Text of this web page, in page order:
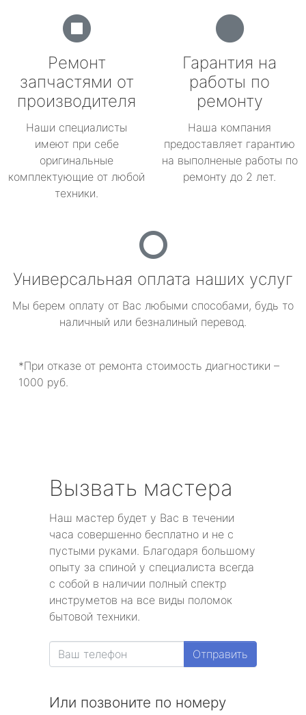
Ремонт
запчастями от
производителя
Наши специалисты
имеют при себе
оригинальные
комплектующие от любой
техники.
Гарантия на
работы по
ремонту
Наша компания
предоставляет гарантию
на выполненые работы по
ремонту до 2 лет.
Универсальная оплата наших услуг
Мы берем оплату от Вас любыми способами, будь то
наличный или безналиный перевод.
*При отказе от ремонта стоимость диагностики –
1000 руб.
Вызвать мастера
Наш мастер будет у Вас в течении
часа совершенно бесплатно и не с
пустыми руками. Благодаря большому
опыту за спиной у специалиста всегда
с собой в наличии полный спектр
инструметов на все виды поломок
бытовой техники.
Отправить
Или позвоните по номеру